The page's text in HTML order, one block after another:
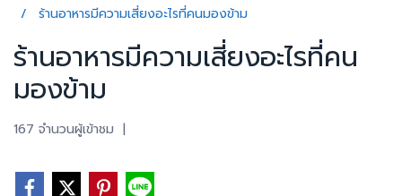
ร้านอาหารมีความเสี่ยงอะไรที่คนมองข้าม
ร้านอาหารมีความเสี่ยงอะไรที่คน
มองข้าม
167 จำนวนผู้เข้าชม |